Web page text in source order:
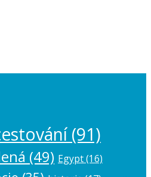
(91)
(49) Egypt(16)